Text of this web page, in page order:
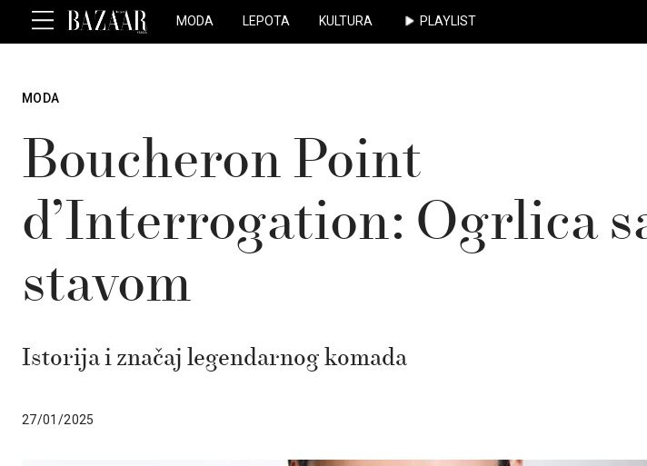
MODA LEPOTA KULTURA PLAYLIST
MODA
Boucheron Point
d’Interrogation: Ogrlica
stavom
Istorija i značaj legendarnog komada
27/01/2025